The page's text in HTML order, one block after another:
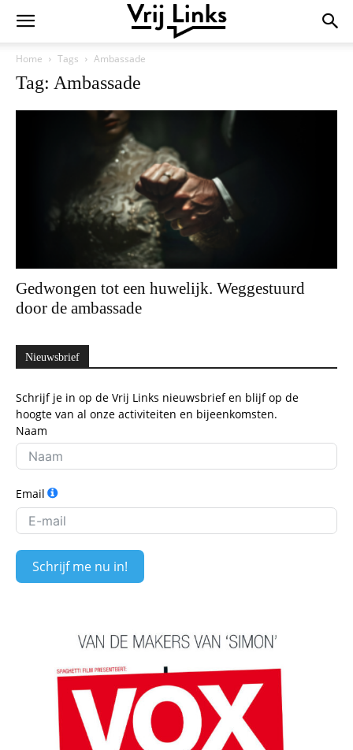
Home Tags Ambassade
Tag: Ambassade
Gedwongen tot een huwelijk. Weggestuurd
door de ambassade
Nieuwsbrief
Schrijf je in op de Vrij Links nieuwsbrief en blijf op de
hoogte van al onze activiteiten en bijeenkomsten.
Naam
Email
Schrijf me nu in!